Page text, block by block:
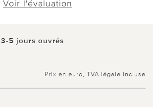
Voir l'évaluation
5 jours ouvrés
Prix en euro, TVA légale incluse